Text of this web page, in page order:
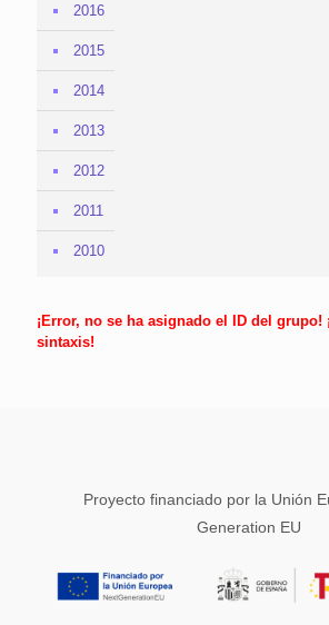
2016
2015
2014
2013
2012
2011
2010
¡Error, no se ha asignado el ID del grupo!
sintaxis!
Proyecto financiado por la Unión
Generation EU